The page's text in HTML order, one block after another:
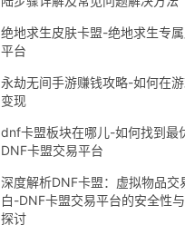
绝地求生皮肤卡盟-绝地求生专
平台
永劫无间手游赚钱攻略-如何在
变现
dnf卡盟板块在哪儿-如何找到最
DNF卡盟交易平台
深度解析DNF卡盟：虚拟物品交
白-DNF卡盟交易平台的安全性
探讨